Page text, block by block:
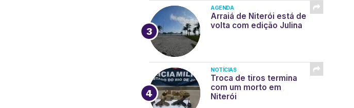
AGENDA
Arraiá de Niterói está de
volta com edição Julina
NOTÍCIAS
Troca de tiros termina
com um morto em
Niterói